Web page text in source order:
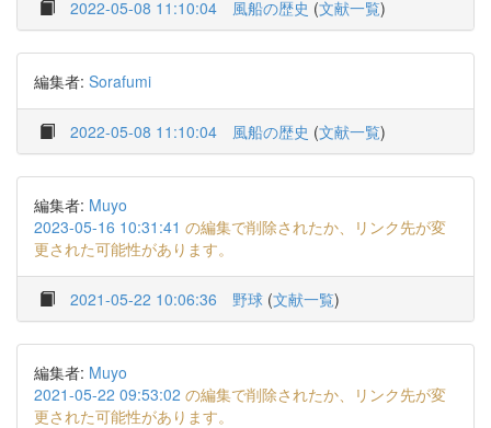
2022-05-08 11:10:04 風船の歴史 (文献一覧)
編集者: Sorafumi
2022-05-08 11:10:04 風船の歴史 (文献一覧)
編集者: Muyo
2023-05-16 10:31:41 の編集で削除されたか、リンク先が変
更された可能性があります。
2021-05-22 10:06:36 野球 (文献一覧)
編集者: Muyo
2021-05-22 09:53:02 の編集で削除されたか、リンク先が変
更された可能性があります。